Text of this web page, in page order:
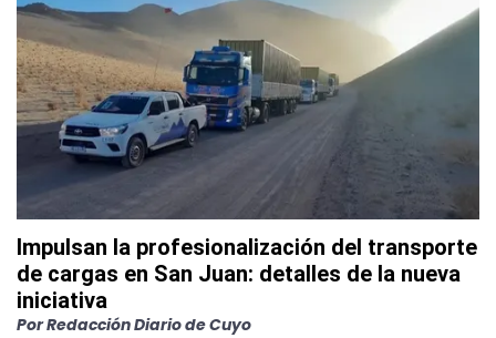
Impulsan la profesionalización del transporte
de cargas en San Juan: detalles de la nueva
iniciativa
PorRedacción Diario de Cuyo